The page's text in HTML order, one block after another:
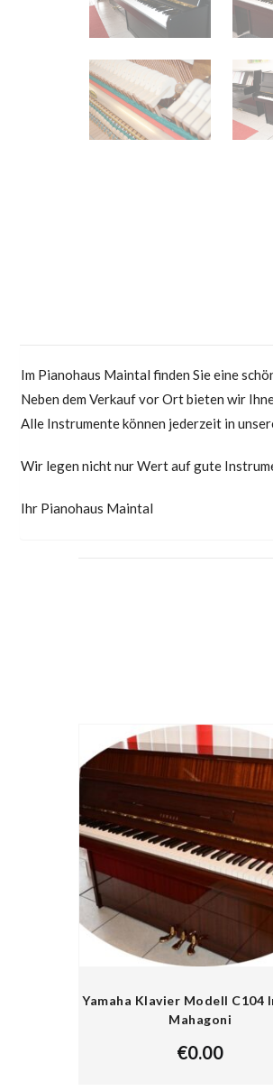
Im Pianohaus Maintal finden Sie eine
Neben dem Verkauf vor Ort bieten wir
Alle Instrumente können jederzeit in
Wir legen nicht nur Wert auf gute
Ihr Pianohaus Maintal
Yamaha Klavier Modell C104
Mahagoni
€0.00